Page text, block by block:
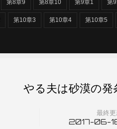
第8章9 第8章10 第9章1 第
第10章3 第10章4 第10章5
最終
2017-06-
やる夫は砂漠の発